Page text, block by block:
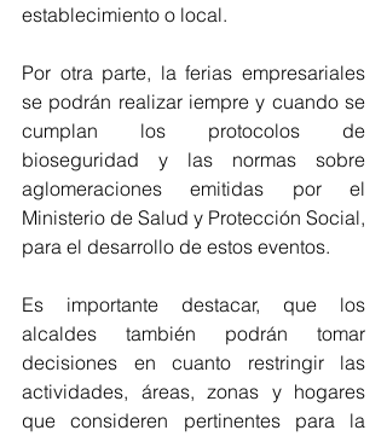
establecimiento o local.
Por otra parte, la ferias empresariales
se podrán realizar iempre y cuando se
cumplan los protocolos de
bioseguridad y las normas sobre
aglomeraciones emitidas por el
Ministerio de Salud y Protección Social,
para el desarrollo de estos eventos.
Es importante destacar, que los
alcaldes también podrán tomar
decisiones en cuanto restringir las
actividades, áreas, zonas y hogares
que consideren pertinentes para la